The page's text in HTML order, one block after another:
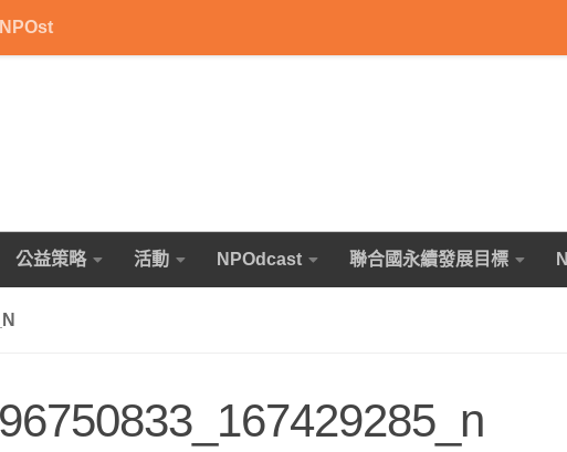
公益策略 活動 NPOdcast 聯合國永續發展目標